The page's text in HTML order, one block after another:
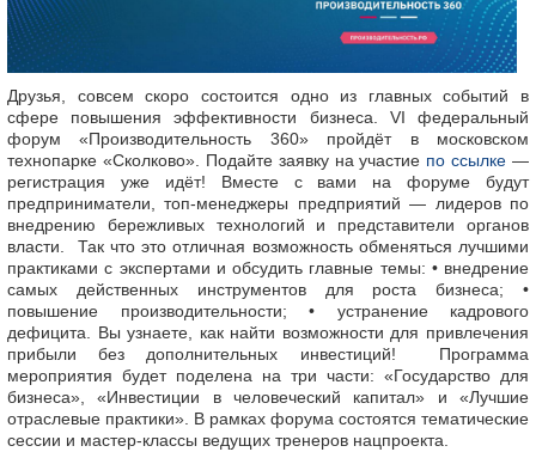
ПРОТИВОДЕЙСТВИЕ КОРРУПЦИИ
АНТИТЕРРОР
КОНТАКТЫ
ОБРАТНАЯ СВЯЗЬ
Друзья, совсем скоро состоится одно из главных событий в
сфере повышения эффективности бизнеса. VI федеральный
форум «Производительность 360» пройдёт в московском
технопарке «Сколково». Подайте заявку на участие по ссылке —
регистрация уже идёт! Вместе с вами на форуме будут
предприниматели, топ-менеджеры предприятий — лидеров по
внедрению бережливых технологий и представители органов
власти. Так что это отличная возможность обменяться лучшими
практиками с экспертами и обсудить главные темы: • внедрение
самых действенных инструментов для роста бизнеса; •
повышение производительности; • устранение кадрового
дефицита. Вы узнаете, как найти возможности для привлечения
прибыли без дополнительных инвестиций! Программа
мероприятия будет поделена на три части: «Государство для
бизнеса», «Инвестиции в человеческий капитал» и «Лучшие
отраслевые практики». В рамках форума состоятся тематические
сессии и мастер-классы ведущих тренеров нацпроекта.